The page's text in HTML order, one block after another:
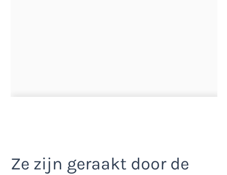
Ze zijn geraakt door de